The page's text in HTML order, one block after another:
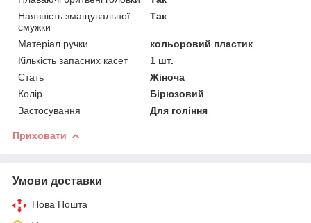
Наявність змащувальної
смужки
Так
Матеріал ручки
кольоровий пластик
Кількість запасних касет
1 шт.
Стать
Жіноча
Колір
Бірюзовий
Застосування
Для гоління
Приховати
Умови доставки
Нова Пошта